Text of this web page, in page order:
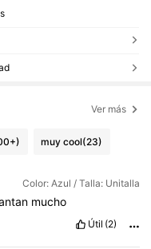
Ver más
muy cool(23)
Color: Azul / Talla: Unitalla
mucho
Útil (2)